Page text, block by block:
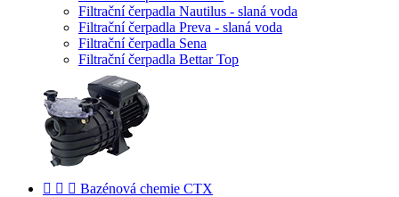
Filtrační čerpadla Nautilus - slaná voda
Filtrační čerpadla Preva - slaná voda
Filtrační čerpadla Sena
Filtrační čerpadla Bettar Top
   Bazénová chemie CTX